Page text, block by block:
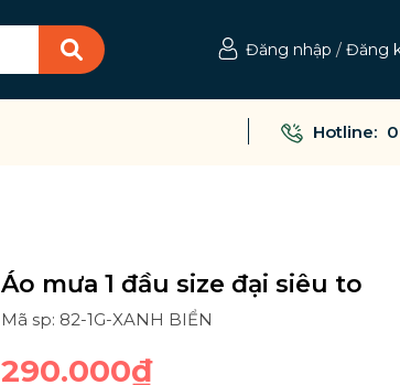
Đăng nhập / Đăng
Hotline:
Áo mưa 1 đầu size đại siêu to
Mã sp: 82-1G-XANH BIỂN
290.000₫